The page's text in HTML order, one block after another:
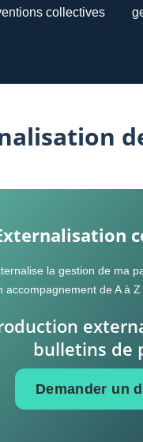
collectives
la gestion de ma
accompagnement de A à
bulletins de
Demander un